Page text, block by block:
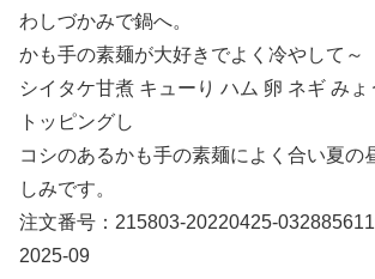
わしづかみで鍋へ。
かも手の素麺が大好きでよく冷やして～
シイタケ甘煮 キューり ハム 卵 ネギ み
トッピングし
コシのあるかも手の素麺によく合い夏の
しみです。
注文番号：215803-20220425-
2025-09